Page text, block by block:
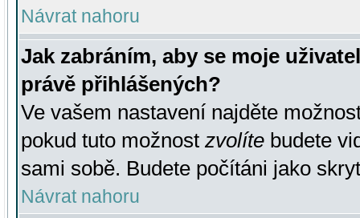
Návrat nahoru
Jak zabráním, aby se moje
právě přihlášených?
Ve vašem nastavení najděte
pokud tuto možnost zvolíte budete
sami sobě. Budete počítáni jako
Návrat nahoru